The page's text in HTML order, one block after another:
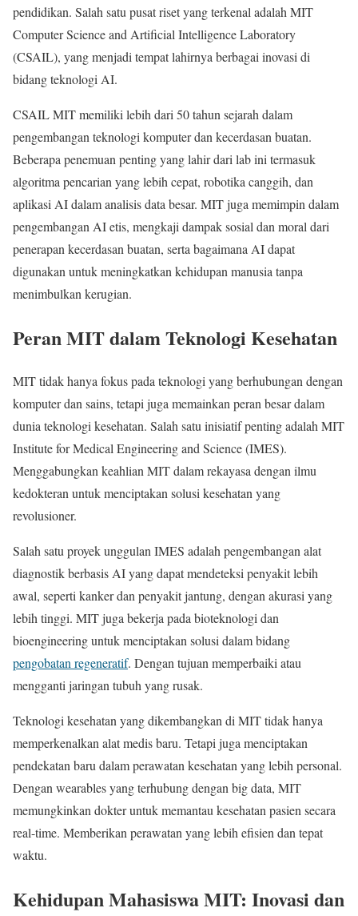
pendidikan. Salah satu pusat riset yang terkenal adalah MIT
Computer Science and Artificial Intelligence Laboratory
(CSAIL), yang menjadi tempat lahirnya berbagai inovasi di
bidang teknologi AI.
CSAIL MIT memiliki lebih dari 50 tahun sejarah dalam
pengembangan teknologi komputer dan kecerdasan buatan.
Beberapa penemuan penting yang lahir dari lab ini termasuk
algoritma pencarian yang lebih cepat, robotika canggih, dan
aplikasi AI dalam analisis data besar. MIT juga memimpin dalam
pengembangan AI etis, mengkaji dampak sosial dan moral dari
penerapan kecerdasan buatan, serta bagaimana AI dapat
digunakan untuk meningkatkan kehidupan manusia tanpa
menimbulkan kerugian.
Peran MIT dalam Teknologi Kesehatan
MIT tidak hanya fokus pada teknologi yang berhubungan dengan
komputer dan sains, tetapi juga memainkan peran besar dalam
dunia teknologi kesehatan. Salah satu inisiatif penting adalah MIT
Institute for Medical Engineering and Science (IMES).
Menggabungkan keahlian MIT dalam rekayasa dengan ilmu
kedokteran untuk menciptakan solusi kesehatan yang
revolusioner.
Salah satu proyek unggulan IMES adalah pengembangan alat
diagnostik berbasis AI yang dapat mendeteksi penyakit lebih
awal, seperti kanker dan penyakit jantung, dengan akurasi yang
lebih tinggi. MIT juga bekerja pada bioteknologi dan
bioengineering untuk menciptakan solusi dalam bidang
pengobatan regeneratif. Dengan tujuan memperbaiki atau
mengganti jaringan tubuh yang rusak.
Teknologi kesehatan yang dikembangkan di MIT tidak hanya
memperkenalkan alat medis baru. Tetapi juga menciptakan
pendekatan baru dalam perawatan kesehatan yang lebih personal.
Dengan wearables yang terhubung dengan big data, MIT
memungkinkan dokter untuk memantau kesehatan pasien secara
real-time. Memberikan perawatan yang lebih efisien dan tepat
waktu.
Kehidupan Mahasiswa MIT: Inovasi dan